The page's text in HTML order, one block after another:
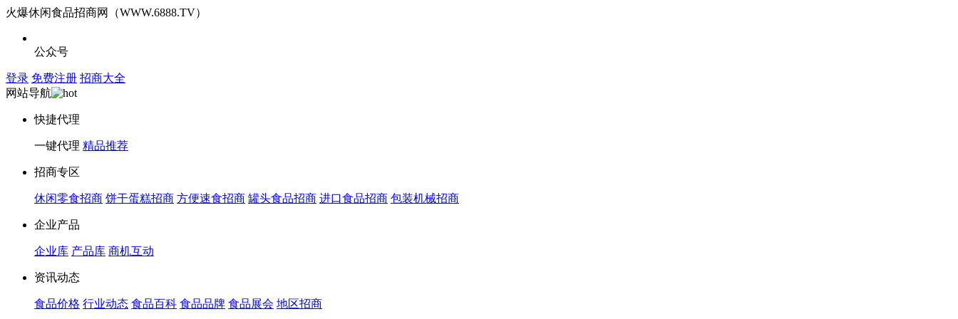
火爆休闲食品招商网（WWW.6888.TV）
公众号
登录 免费注册 招商大全
网站导航
快捷代理
一键代理 精品推荐
招商专区
休闲零食招商 饼干蛋糕招商 方便速食招商 罐头食品招商 进口食品招商 包装机械招商
企业产品
企业库 产品库 商机互动
资讯动态
食品价格 行业动态 食品百科 食品品牌 食品展会 地区招商